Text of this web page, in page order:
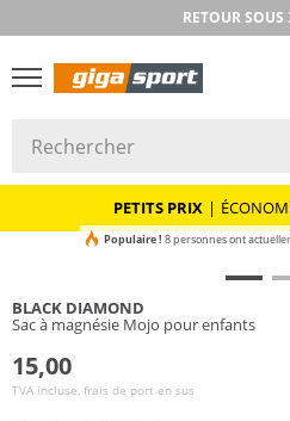
RETOUR SOUS
PETITS PRIX |
Populaire ! 8 personnes ont
BLACK DIAMOND
Sac à magnésie Mojo pour enfants
15,00
TVA incluse, frais de port en sus